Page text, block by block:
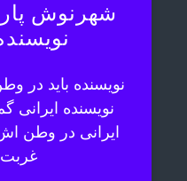
شهرنوش
نویسنده باید در
نویسنده
ایرانی در وطن
غربت